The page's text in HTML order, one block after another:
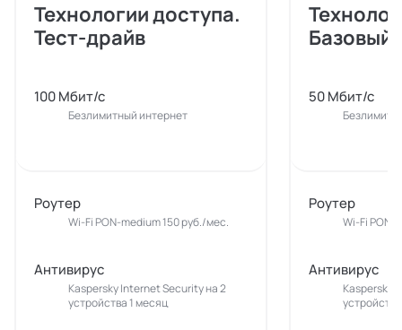
Технологии доступа.
Тест-драйв
100 Мбит/с
Безлимитный интернет
Роутер
Wi-Fi PON-medium 150 руб./мес.
Антивирус
Kaspersky Internet Security на 2
устройства 1 месяц
Базовый
50 Мбит/с
Роутер
Wi-Fi PON-
Антивирус
Kaspersky